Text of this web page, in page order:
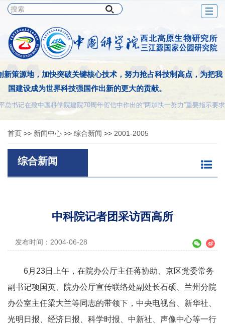
新策源地，加快突破关键核心技术，努力抢占科技制高点，为把我
国建设成为世界科技强国作出新的更大的贡献。
书记在致中国科学院建院70周年贺信中作出的“两加快一努力”重要指示要求
首页 >> 新闻中心 >> 综合新闻 >> 2001-2005
综合新闻
中科院记者团采访西高所
发布时间：2004-06-28
6月23日上午，在院办公厅主任蒋协助、京区党委常务
副书记项国英、院办公厅宣传联络处副处长石硕、兰州分院
办公室主任梁大兰等同志的带领下，中央电视台、新华社、
光明日报、经济日报、科学时报、中新社、声像中心等一行